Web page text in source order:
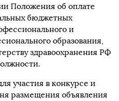
Положения об оплате
бюджетных
и
образования,
здравоохранения РФ
участия в конкурсе и
размещения объявления